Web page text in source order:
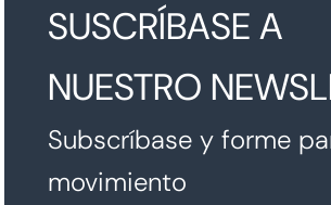
SUSCRÍBASE A
NUESTRO
Subscríbase y forme
movimiento